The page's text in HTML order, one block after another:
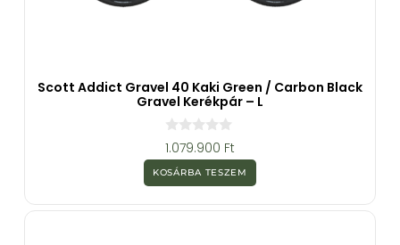
Scott Addict Gravel 40 Kaki Green / Carbon Black
Gravel Kerékpár – L
0
a
z
5
b
1.079.900 Ft
KOSÁRBA TESZEM